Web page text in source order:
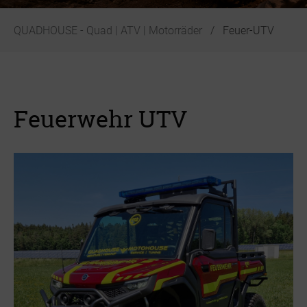
QUADHOUSE - Quad | ATV | Motorräder Feuer-UTV
Feuerwehr UTV